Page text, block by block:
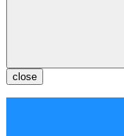
close